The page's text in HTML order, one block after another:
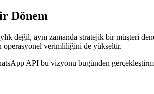
Dönem
değil, aynı zamanda stratejik bir müşteri
operasyonel verimliliğini de yükseltir.
API bu vizyonu bugünden